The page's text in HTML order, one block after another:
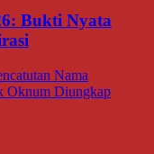
Bukti Nyata